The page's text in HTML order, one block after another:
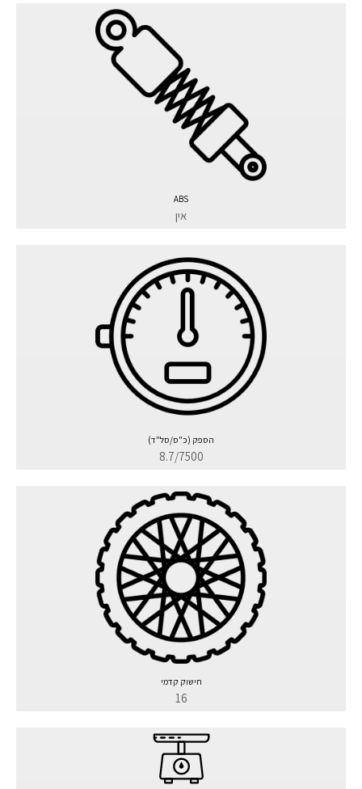
ABS
אין
הספק (כ"ס/סל"ד)
8.7/7500
חישוק קדמי
16